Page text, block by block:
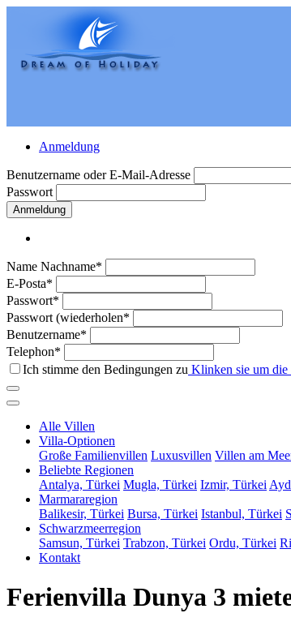
Anmeldung
Benutzername oder E-Mail-Adresse
Passwort
Anmeldung
Name Nachname*
E-Posta*
Passwort*
Passwort (wiederholen*
Benutzername*
Telephon*
Ich stimme den Bedingungen zu Klinken sie um die
Alle Villen
Villa-Optionen
Große Familienvillen Luxusvillen Villen am
Beliebte Regionen
Antalya, Türkei Mugla, Türkei Izmir, Türkei
Marmararegion
Balikesir, Türkei Bursa, Türkei Istanbul, Türkei
Schwarzmeerregion
Samsun, Türkei Trabzon, Türkei Ordu, Türkei
Kontakt
Ferienvilla Dunya 3